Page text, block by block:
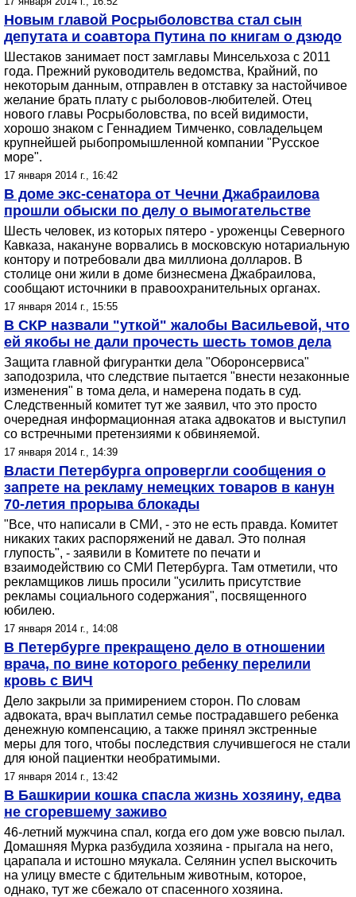
Новым главой Росрыболовства стал сын
депутата и соавтора Путина по книгам о дзюдо
Шестаков занимает пост замглавы Минсельхоза с 2011
года. Прежний руководитель ведомства, Крайний, по
некоторым данным, отправлен в отставку за настойчивое
желание брать плату с рыболовов-любителей. Отец
нового главы Росрыболовства, по всей видимости,
хорошо знаком с Геннадием Тимченко, совладельцем
крупнейшей рыбопромышленной компании "Русское
море".
17 января 2014 г., 16:42
В доме экс-сенатора от Чечни Джабраилова
прошли обыски по делу о вымогательстве
Шесть человек, из которых пятеро - уроженцы Северного
Кавказа, накануне ворвались в московскую нотариальную
контору и потребовали два миллиона долларов. В
столице они жили в доме бизнесмена Джабраилова,
сообщают источники в правоохранительных органах.
17 января 2014 г., 15:55
В СКР назвали "уткой" жалобы Васильевой, что
ей якобы не дали прочесть шесть томов дела
Защита главной фигурантки дела "Оборонсервиса"
заподозрила, что следствие пытается "внести незаконные
изменения" в тома дела, и намерена подать в суд.
Следственный комитет тут же заявил, что это просто
очередная информационная атака адвокатов и выступил
со встречными претензиями к обвиняемой.
17 января 2014 г., 14:39
Власти Петербурга опровергли сообщения о
запрете на рекламу немецких товаров в канун
70-летия прорыва блокады
"Все, что написали в СМИ, - это не есть правда. Комитет
никаких таких распоряжений не давал. Это полная
глупость", - заявили в Комитете по печати и
взаимодействию со СМИ Петербурга. Там отметили, что
рекламщиков лишь просили "усилить присутствие
рекламы социального содержания", посвященного
юбилею.
17 января 2014 г., 14:08
В Петербурге прекращено дело в отношении
врача, по вине которого ребенку перелили
кровь с ВИЧ
Дело закрыли за примирением сторон. По словам
адвоката, врач выплатил семье пострадавшего ребенка
денежную компенсацию, а также принял экстренные
меры для того, чтобы последствия случившегося не стали
для юной пациентки необратимыми.
17 января 2014 г., 13:42
В Башкирии кошка спасла жизнь хозяину, едва
не сгоревшему заживо
46-летний мужчина спал, когда его дом уже вовсю пылал.
Домашняя Мурка разбудила хозяина - прыгала на него,
царапала и истошно мяукала. Селянин успел выскочить
на улицу вместе с бдительным животным, которое,
однако, тут же сбежало от спасенного хозяина.